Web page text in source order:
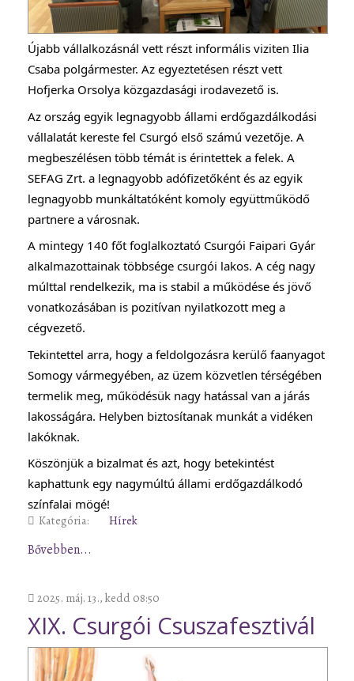
Újabb vállalkozásnál vett részt informális viziten Ilia
Csaba polgármester. Az egyeztetésen részt vett
Hofjerka Orsolya közgazdasági irodavezető is.
Az ország egyik legnagyobb állami erdőgazdálkodási
vállalatát kereste fel Csurgó első számú vezetője. A
megbeszélésen több témát is érintettek a felek. A
SEFAG Zrt. a legnagyobb adófizetőként és az egyik
legnagyobb munkáltatóként komoly együttműködő
partnere a városnak.
A mintegy 140 főt foglalkoztató Csurgói Faipari Gyár
alkalmazottainak többsége csurgói lakos. A cég nagy
múlttal rendelkezik, ma is stabil a működése és jövő
vonatkozásában is pozitívan nyilatkozott meg a
cégvezető.
Tekintettel arra, hogy a feldolgozásra kerülő faanyagot
Somogy vármegyében, az üzem közvetlen térségében
termelik meg, működésük nagy hatással van a járás
lakosságára. Helyben biztosítanak munkát a vidéken
lakóknak.
Köszönjük a bizalmat és azt, hogy betekintést
kaphattunk egy nagymúltú állami erdőgazdálkodó
színfalai mögé!
Kategória:
Hírek
Bővebben...
2025. máj. 13., kedd 08:50
XIX. Csurgói Csuszafesztivál